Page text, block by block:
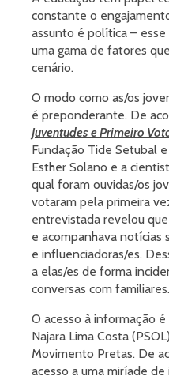
constante o
assunto é política – esse
uma gama de fatores
cenário.
O modo como as/os
é preponderante. De
Juventudes e Primeiro
Fundação Tide Setubal
Esther Solano e a
qual foram ouvidas/os
votaram pela primeira
entrevistada revelou
e acompanhava notícias
e influenciadoras/es.
a elas/es de forma
conversas com familiares.
O acesso à informação
Najara Lima Costa
Movimento Pretas. De
acesso a uma miríade